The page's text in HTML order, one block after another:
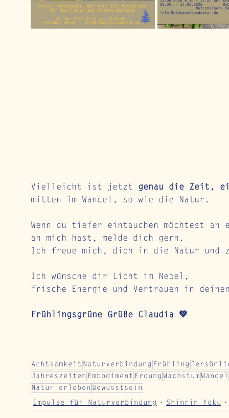
Vielleicht ist jetzt genau die Zeit,
mitten im Wandel, so wie die Natur.
Wenn du tiefer eintauchen möchtest an
an mich hast, melde dich gern.
Ich freue mich, dich in die Natur
Ich wünsche dir Licht im Nebel,
frische Energie und Vertrauen in deinen
Frühlingsgrüne Grüße Claudia 💚
Achtsamkeit Naturverbindung Frühling
Jahreszeiten Embodiment Erdung Wachstum Wandel
Natur erleben Bewusstsein
Impulse für Naturverbindung Shinrin Yoku